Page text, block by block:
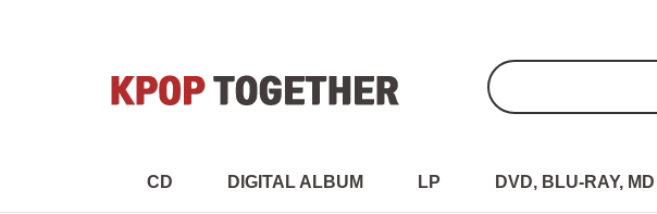
CD DIGITAL ALBUM LP DVD, BLU-RAY, MD